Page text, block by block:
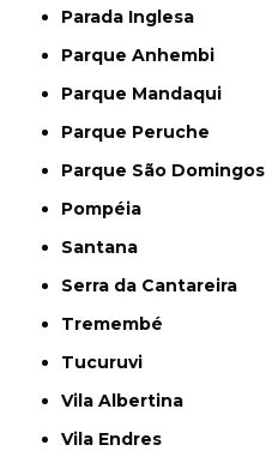
Parada Inglesa
Parque Anhembi
Parque Mandaqui
Parque Peruche
Parque São Domingos
Pompéia
Santana
Serra da Cantareira
Tremembé
Tucuruvi
Vila Albertina
Vila Endres